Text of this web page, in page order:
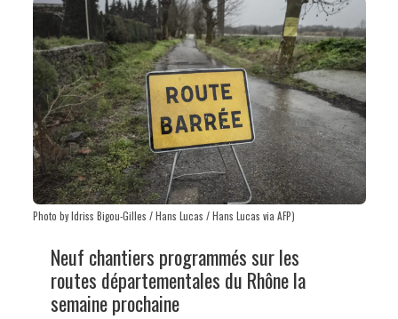
Photo by Idriss Bigou-Gilles / Hans Lucas / Hans Lucas via AFP)
Neuf chantiers programmés sur les
routes départementales du Rhône la
semaine prochaine